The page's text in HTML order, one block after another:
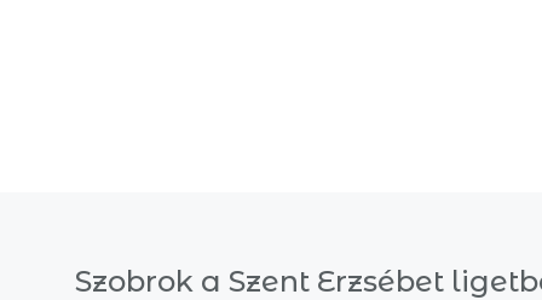
Szobrok a Szent Erzsébet